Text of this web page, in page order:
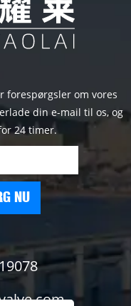
forespørgsler om vores
din e-mail til os, og
24 timer.
NU